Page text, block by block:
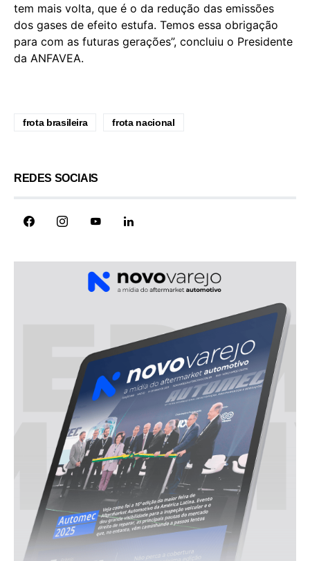
tem mais volta, que é o da redução das emissões
dos gases de efeito estufa. Temos essa obrigação
para com as futuras gerações”, concluiu o Presidente
da ANFAVEA.
frota brasileira frota nacional
REDES SOCIAIS